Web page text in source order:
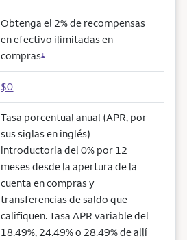
Obtenga el 2% de recompensas
en efectivo ilimitadas en
compras1
$0
Tasa porcentual anual (APR, por
sus siglas en inglés)
introductoria del 0% por 12
meses desde la apertura de la
cuenta en compras y
transferencias de saldo que
califiquen. Tasa APR variable del
18.49%, 24.49% o 28.49% de allí